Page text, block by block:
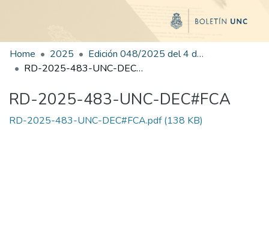
Home 2025
Edición 048/2025 del 4 de septiembre de 2025
RD-2025-483-UNC-DEC#FCA
RD-2025-483-UNC-DEC#FCA
RD-2025-483-UNC-DEC#FCA.pdf(138 KB)